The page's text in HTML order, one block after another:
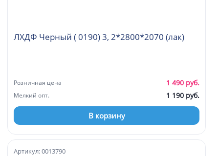
ЛХДФ Черный ( 0190) 3, 2*2800*2070 (лак)
Розничная цена 1 490 руб.
Мелкий опт. 1 190 руб.
В корзину
Артикул: 0013790